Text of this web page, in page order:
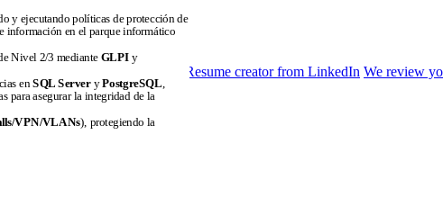
y ejecutando políticas de protección de
información en el parque informático
Nivel 2/3 mediante GLPIy
enSQL ServeryPostgreSQL,
para asegurar la integridad de la
VPN/VLANs), protegiendo la
Resume creator from LinkedIn We review